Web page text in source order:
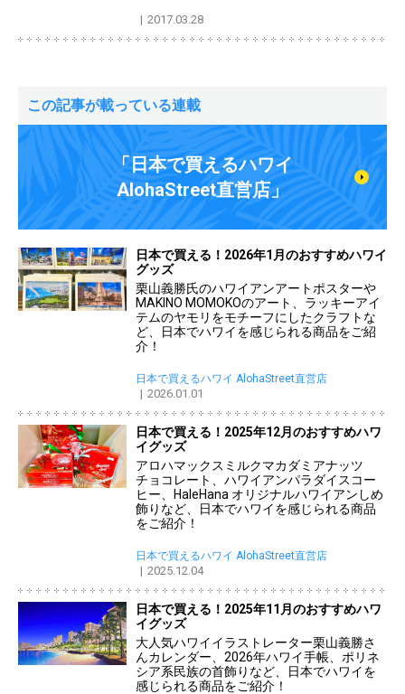
2017.03.28
この記事が載っている連載
「日本で買えるハワイ
AlohaStreet直営店」
日本で買える！2026年1月のおすすめハワイ
グッズ
栗山義勝氏のハワイアンアートポスターや
MAKINO MOMOKOのアート、ラッキーアイ
テムのヤモリをモチーフにしたクラフトな
ど、日本でハワイを感じられる商品をご紹
介！
日本で買えるハワイ AlohaStreet直営店
2026.01.01
日本で買える！2025年12月のおすすめハワ
イグッズ
アロハマックスミルクマカダミアナッツ
チョコレート、ハワイアンパラダイスコー
ヒー、HaleHana オリジナルハワイアンしめ
飾りなど、日本でハワイを感じられる商品
をご紹介！
日本で買えるハワイ AlohaStreet直営店
2025.12.04
日本で買える！2025年11月のおすすめハワ
イグッズ
大人気ハワイイラストレーター栗山義勝さ
んカレンダー、2026年ハワイ手帳、ポリネ
シア系民族の首飾りなど、日本でハワイを
感じられる商品をご紹介！